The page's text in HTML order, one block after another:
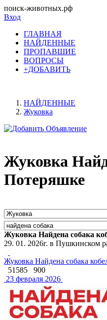
поиск-животных.рф
Вход
ГЛАВНАЯ
НАЙДЕННЫЕ
ПРОПАВШИЕ
ВОПРОСЫ
+ДОБАВИТЬ
НАЙДЕННЫЕ
Жуковка
Жуковка
Потеряшке
Жуковка Найдена собака
29. 01. 2026г. в Пушкинском
Жуковка Найдена собака
51585
900
23 февраля 2026